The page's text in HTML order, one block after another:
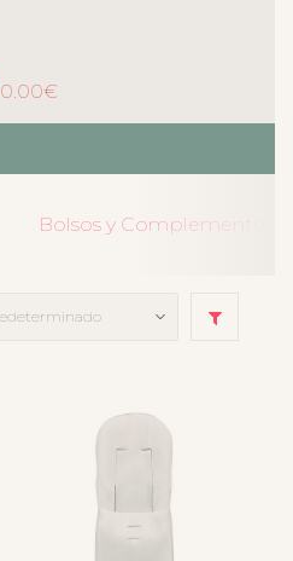
0.00€
Bolsos y Complementos